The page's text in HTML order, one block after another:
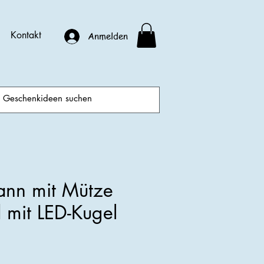
Anmelden
Kontakt
mit Mütze
LED-Kugel